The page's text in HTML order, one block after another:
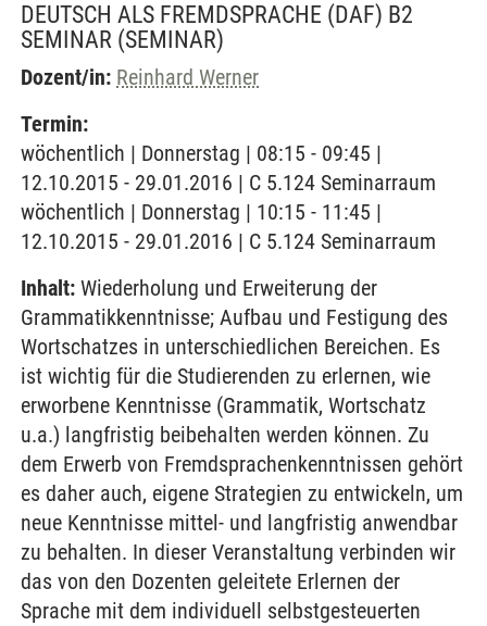
DEUTSCH ALS FREMDSPRACHE (DAF) B2
SEMINAR (SEMINAR)
Dozent/in: Reinhard Werner
Termin:
wöchentlich | Donnerstag | 08:15 - 09:45 |
12.10.2015 - 29.01.2016 | C 5.124 Seminarraum
wöchentlich | Donnerstag | 10:15 - 11:45 |
12.10.2015 - 29.01.2016 | C 5.124 Seminarraum
Inhalt: Wiederholung und Erweiterung der
Grammatikkenntnisse; Aufbau und Festigung des
Wortschatzes in unterschiedlichen Bereichen. Es
ist wichtig für die Studierenden zu erlernen, wie
erworbene Kenntnisse (Grammatik, Wortschatz
u.a.) langfristig beibehalten werden können. Zu
dem Erwerb von Fremdsprachenkenntnissen gehört
es daher auch, eigene Strategien zu entwickeln, um
neue Kenntnisse mittel- und langfristig anwendbar
zu behalten. In dieser Veranstaltung verbinden wir
das von den Dozenten geleitete Erlernen der
Sprache mit dem individuell selbstgesteuerten